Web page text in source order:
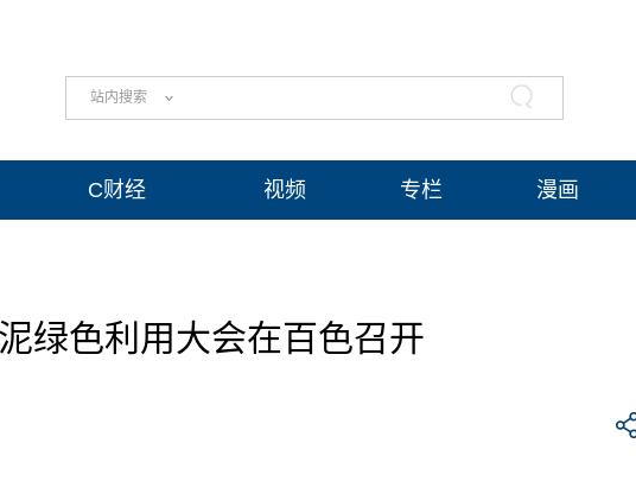
站内搜索
C财经 视频 专栏 漫画
绿色利用大会在百色召开